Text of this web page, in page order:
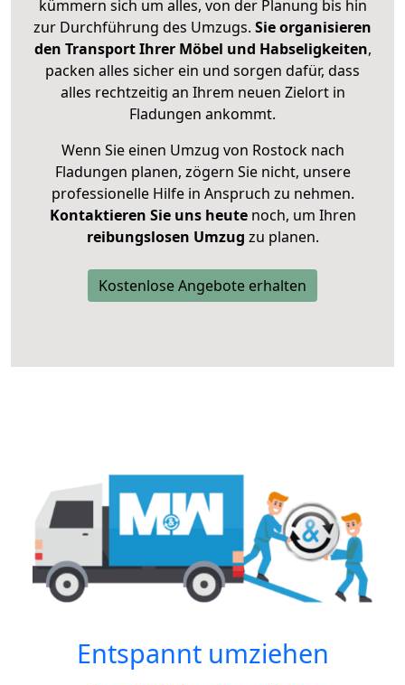
kümmern sich um alles, von der Planung bis hin
zur Durchführung des Umzugs. Sie organisieren
den Transport Ihrer Möbel und Habseligkeiten,
packen alles sicher ein und sorgen dafür, dass
alles rechtzeitig an Ihrem neuen Zielort in
Fladungen ankommt.
Wenn Sie einen Umzug von Rostock nach
Fladungen planen, zögern Sie nicht, unsere
professionelle Hilfe in Anspruch zu nehmen.
Kontaktieren Sie uns heutenoch, um Ihren
reibungslosen Umzug zu planen.
Kostenlose Angebote erhalten
Entspannt umziehen